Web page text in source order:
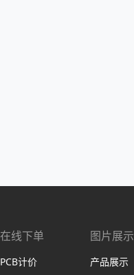
在线下单
PCB计价
图片展示
产品展示